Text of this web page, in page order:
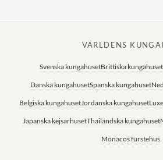
VÄRLDENS
Svenska kungahusetBrittiska kungahuset
Danska kungahusetSpanska kungahuset
Belgiska kungahusetJordanska kungahuset
Japanska kejsarhusetThailändska kungahuset
Monacos furstehus